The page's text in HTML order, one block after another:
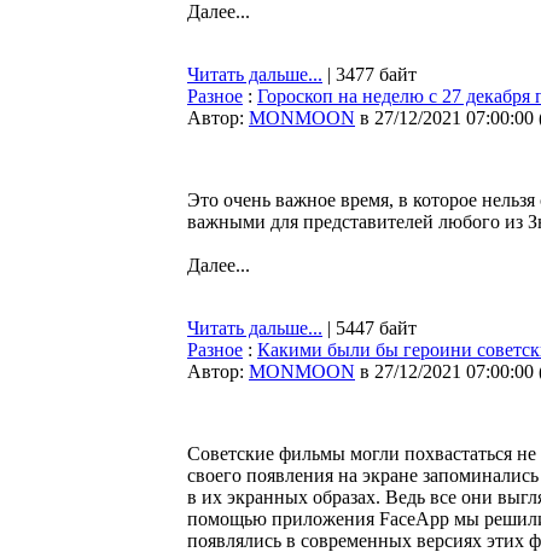
Далее...
Читать дальше... | 3477 байт
Разное : Гороскоп на неделю с 27 декабря
Автор: MONMOON в 27/12/2021 07:00:00
Это очень важное время, в которое
важными для представителей любого из
Далее...
Читать дальше... | 5447 байт
Разное : Какими были бы героини
Автор: MONMOON в 27/12/2021 07:00:00
Советские фильмы могли похвастаться
своего появления на экране
в их экранных образах. Ведь все они
помощью приложения FaceApp мы
появлялись в современных версиях этих